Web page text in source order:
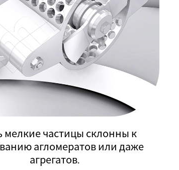
мелкие частицы склонны к
агломератов или даже
агрегатов.